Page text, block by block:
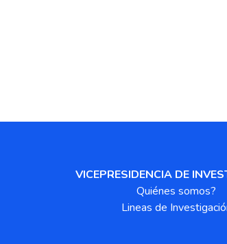
VICEPRESIDENCIA DE
Quiénes somos?
Lineas de